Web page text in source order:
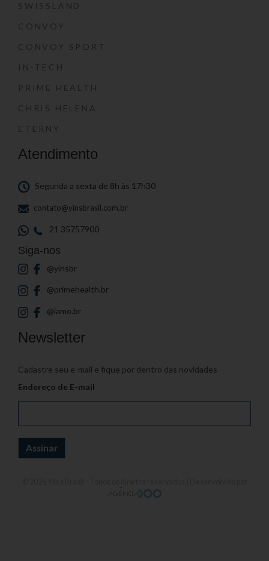
SWISSLAND
CONVOY
CONVOY SPORT
IN-TECH
PRIME HEALTH
CHRIS HELENA
ETERNY
Atendimento
Segunda a sexta de 8h às 17h30
contato@yinsbrasil.com.br
21 35757900
Siga-nos
@yinsbr
@primehealth.br
@iamo.br
Newsletter
Cadastre seu e-mail e fique por dentro das novidades
Endereço de E-mail